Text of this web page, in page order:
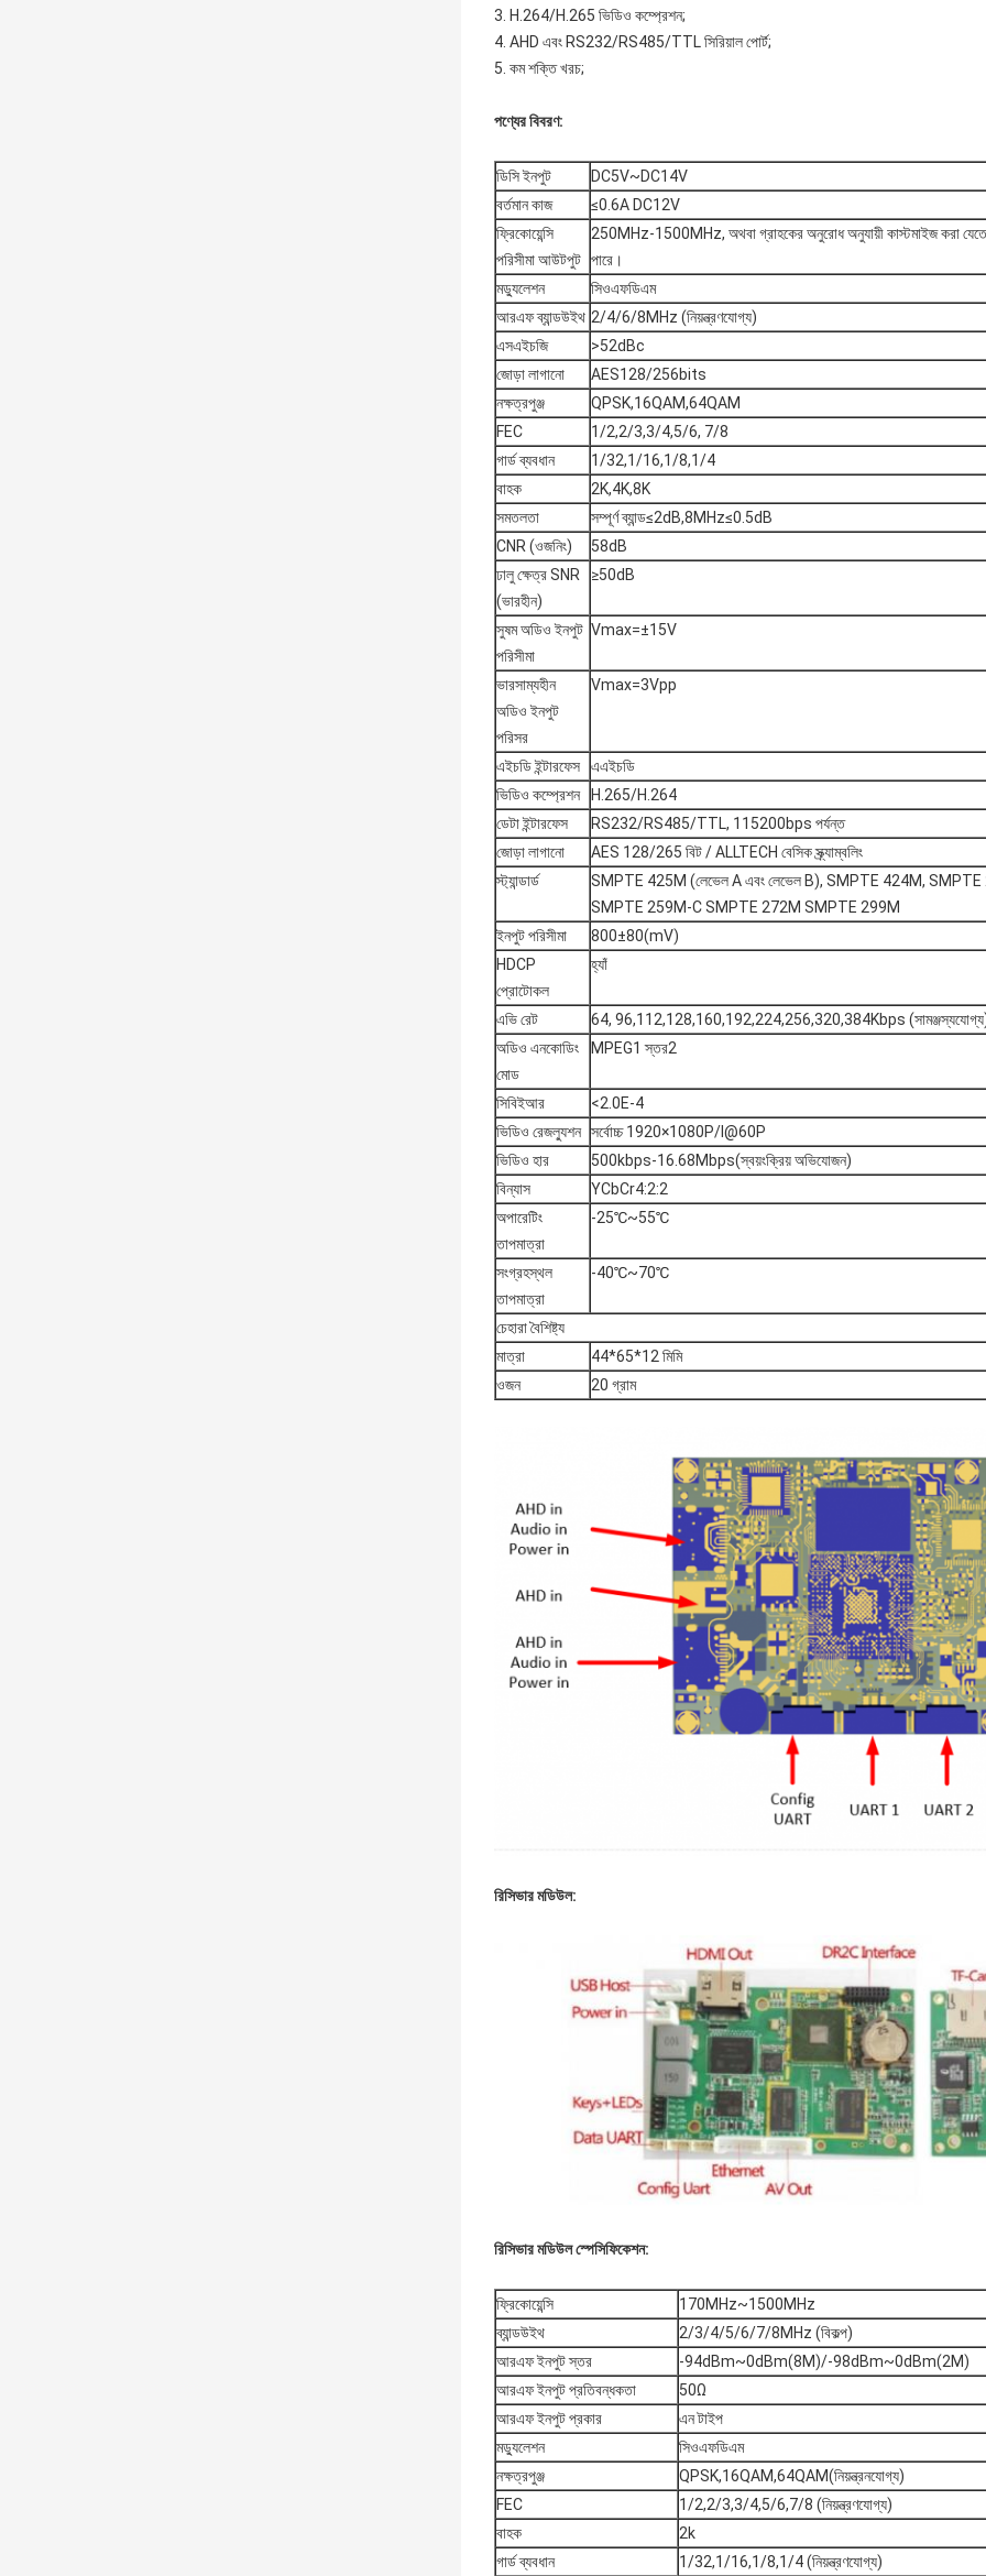
3. H.264/H.265 ভিডিও কম্প্রেশন;
4. AHD এবং RS232/RS485/TTL সিরিয়াল পোর্ট;
5. কম শক্তি খরচ;
পণ্যের বিবরণ:
ডিসি ইনপুট
DC5V~DC14V
বর্তমান কাজ
≤0.6A DC12V
ফ্রিকোয়েন্সি
পরিসীমা আউটপুট
250MHz-1500MHz, অথবা গ্রাহকের অনুরোধ অনুযায়ী কাস্টমাইজ করা যেতে
পারে।
মড্যুলেশন
সিওএফডিএম
আরএফ ব্যান্ডউইথ 2/4/6/8MHz (নিয়ন্ত্রণযোগ্য)
এসএইচজি
>52dBc
জোড়া লাগানো
AES128/256bits
নক্ষত্রপুঞ্জ
QPSK,16QAM,64QAM
FEC
1/2,2/3,3/4,5/6, 7/8
গার্ড ব্যবধান
1/32,1/16,1/8,1/4
বাহক
2K,4K,8K
সমতলতা
সম্পূর্ণ ব্যান্ড≤2dB,8MHz≤0.5dB
CNR (ওজনিং)
58dB
ঢালু ক্ষেত্র SNR
(ভারহীন)
≥50dB
সুষম অডিও ইনপুট
পরিসীমা
Vmax=±15V
ভারসাম্যহীন
অডিও ইনপুট
পরিসর
Vmax=3Vpp
এইচডি ইন্টারফেস
এএইচডি
ভিডিও কম্প্রেশন
H.265/H.264
ডেটা ইন্টারফেস
RS232/RS485/TTL, 115200bps পর্যন্ত
জোড়া লাগানো
AES 128/265 বিট / ALLTECH বেসিক স্ক্র্যাম্বলিং
স্ট্যান্ডার্ড
SMPTE 425M (লেভেল A এবং লেভেল B), SMPTE 424M,
SMPTE 259M-C SMPTE 272M SMPTE 299M
ইনপুট পরিসীমা
800±80(mV)
HDCP
প্রোটোকল
হ্যাঁ
এভি রেট
64, 96,112,128,160,192,224,256,320,384Kbps
অডিও এনকোডিং
মোড
MPEG1 স্তর2
সিবিইআর
<2.0E-4
ভিডিও রেজল্যুশন সর্বোচ্চ 1920×1080P/I@60P
ভিডিও হার
500kbps-16.68Mbps(স্বয়ংক্রিয় অভিযোজন)
বিন্যাস
YCbCr4:2:2
অপারেটিং
তাপমাত্রা
-25℃~55℃
সংগ্রহস্থল
তাপমাত্রা
-40℃~70℃
চেহারা বৈশিষ্ট্য
মাত্রা
44*65*12 মিমি
ওজন
20 গ্রাম
রিসিভার মডিউল:
রিসিভার মডিউল স্পেসিফিকেশন:
ফ্রিকোয়েন্সি
170MHz~1500MHz
ব্যান্ডউইথ
2/3/4/5/6/7/8MHz (বিকল্প)
আরএফ ইনপুট স্তর
-94dBm~0dBm(8M)/-98dBm~0dBm(2M)
আরএফ ইনপুট প্রতিবন্ধকতা
50Ω
আরএফ ইনপুট প্রকার
এন টাইপ
মড্যুলেশন
সিওএফডিএম
নক্ষত্রপুঞ্জ
QPSK,16QAM,64QAM(নিয়ন্ত্রনযোগ্য)
FEC
1/2,2/3,3/4,5/6,7/8 (নিয়ন্ত্রণযোগ্য)
বাহক
2k
গার্ড ব্যবধান
1/32,1/16,1/8,1/4 (নিয়ন্ত্রণযোগ্য)